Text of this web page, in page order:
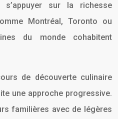
s’appuyer sur la richesse
Montréal, Toronto ou
du monde cohabitent
de découverte culinaire
une approche progressive.
familières avec de légères